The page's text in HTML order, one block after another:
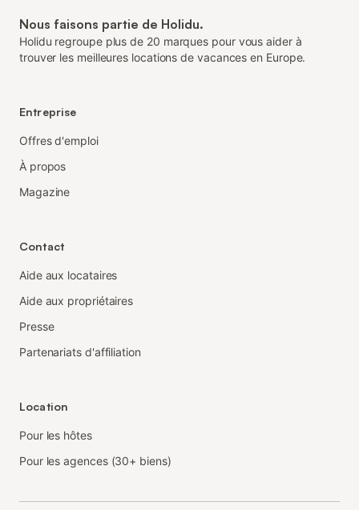
Nous faisons partie de Holidu.
Holidu regroupe plus de 20 marques pour vous aider à
trouver les meilleures locations de vacances en Europe.
Entreprise
Offres d'emploi
À propos
Magazine
Contact
Aide aux locataires
Aide aux propriétaires
Presse
Partenariats d'affiliation
Location
Pour les hôtes
Pour les agences (30+ biens)